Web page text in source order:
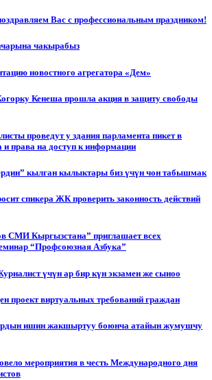
Вас с профессиональным праздником!
чакырабыз
новостного агрегатора «Дем»
Кенеша прошла акция в защиту свободы
проведут у здания парламента пикет в
и права на доступ к информации
кылган кылыктары биз үчүн чон табышмак
спикера ЖК проверить законность действий
СМИ Кыргызстана” приглашает всех
“Профсоюзная Азбука”
үчүн ар бир күн экзамен же сыноо
проект виртуальных требований граждан
ишин жакшыртуу боюнча атайын жумушчу
мероприятия в честь Международного дня